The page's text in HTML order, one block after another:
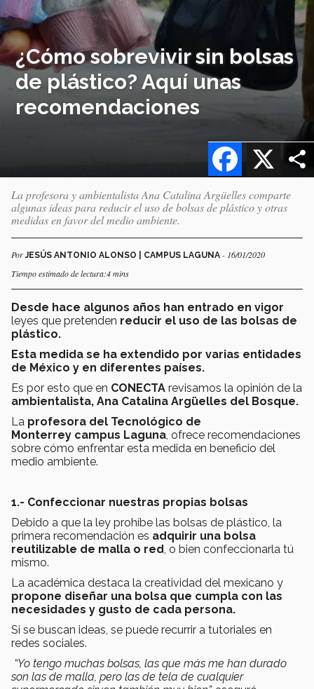
¿Cómo sobrevivir sin bolsas
de plástico? Aquí unas
recomendaciones
X
Facebook
La profesora y ambientalista Ana Catalina Argüelles comparte
algunas ideas para reducir el uso de bolsas de plástico y otras
medidas en favor del medio ambiente.
PorJESÚS ANTONIO ALONSO | CAMPUS LAGUNA - 16/01/2020
Tiempo estimado de lectura:4 mins
Desde hace algunos años han entrado en vigor
leyes que pretenden reducir el uso de las bolsas de
plástico.
Esta medida se ha extendido por varias entidades
de México y en diferentes países.
Es por esto que en CONECTA revisamos la opinión de la
ambientalista, Ana Catalina Argüelles del Bosque.
La profesora del Tecnológico de
Monterrey campus Laguna , ofrece recomendaciones
sobre cómo enfrentar esta medida en beneficio del
medio ambiente.
1.- Confeccionar nuestras propias bolsas
Debido a que la ley prohíbe las bolsas de plástico, la
primera recomendación es adquirir una bolsa
reutilizable de malla o red , o bien confeccionarla tú
mismo.
La académica destaca la creatividad del mexicano y
propone diseñar una bolsa que cumpla con las
necesidades y gusto de cada persona.
Si se buscan ideas, se puede recurrir a tutoriales en
redes sociales.
“Yo tengo muchas bolsas, las que más me han durado
son las de malla, pero las de tela de cualquier